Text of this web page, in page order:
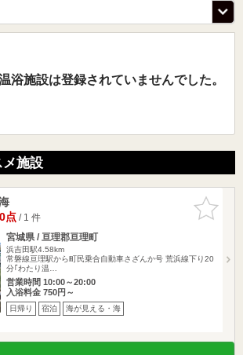
浴施設は登録されていませんでした。
施設
お気に入
りに追加
点/ 1 件
宮城県 / 亘理郡亘理町
浜吉田駅4.58km
常磐線亘理駅から町民乗合自動車さざんか号 荒浜線下り20
分｢わたり温…
営業時間 10:00～20:00
入浴料金 750円～
日帰り 宿泊 海が見える・海